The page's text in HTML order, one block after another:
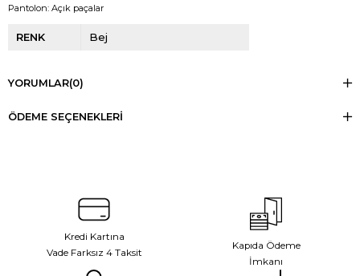
Pantolon: Açık paçalar
RENK Bej
YORUMLAR(0)
ÖDEME SEÇENEKLERI
Kredi Kartına
Vade Farksız 4 Taksit
Kapıda Ödeme
İmkanı